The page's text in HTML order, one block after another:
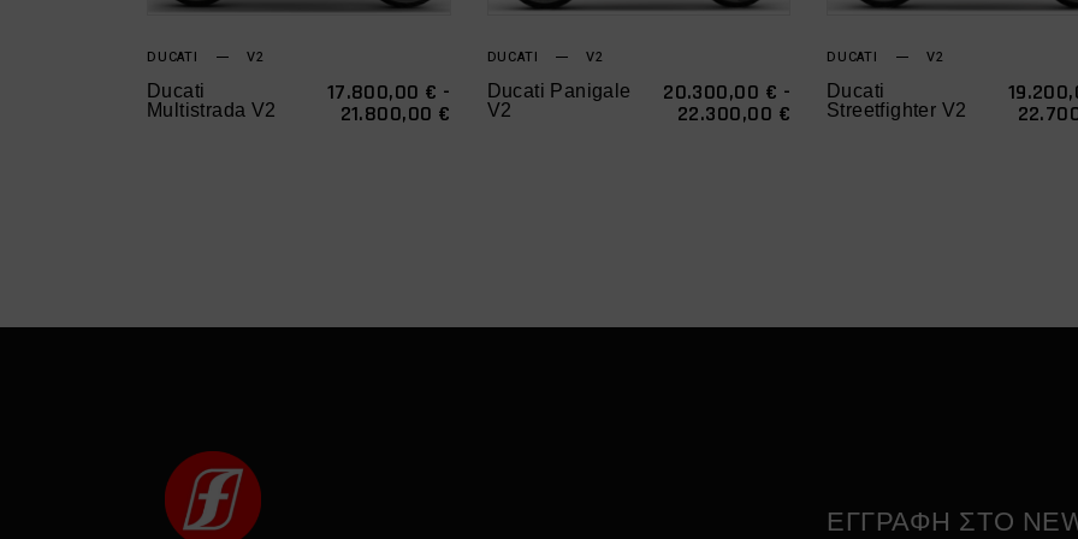
παραλλαγές.
Οι
επιλογές
DUCATI
V2
Ducati
Multistrada V2
17.800,00 € -
21.800,00 € ΕΎΡΟΣ
παραλλαγές.
Οι
επιλογές
DUCATI
V2
Ducati Panigale
V2
20.300,00 € -
22.300,00 € ΕΎΡΟΣ
DUCATI
V2
Ducati
Streetfighter V2
ΕΓΓΡΑΦΗ ΣΤΟ